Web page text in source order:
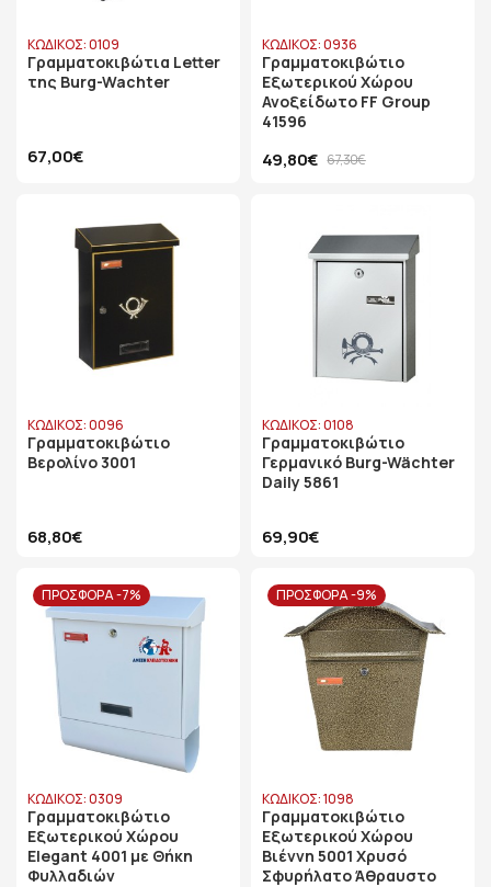
ΚΩΔΙΚΟΣ: 0109
Γραμματοκιβώτια Letter
της Burg-Wachter
67,00€
ΚΩΔΙΚΟΣ: 0936
Γραμματοκιβώτιο
Εξωτερικού Χώρου
Ανοξείδωτο FF Group
41596
49,80€ 67,30€
ΚΩΔΙΚΟΣ: 0096
Γραμματοκιβώτιο
Bερολίνο 3001
68,80€
ΚΩΔΙΚΟΣ: 0108
Γραμματοκιβώτιο
Γερμανικό Burg-Wächter
Daily 5861
69,90€
ΠΡΟΣΦΟΡΑ -7%
ΚΩΔΙΚΟΣ: 0309
Γραμματοκιβώτιο
Εξωτερικού Χώρου
Elegant 4001 με Θήκη
Φυλλαδιών
ΠΡΟΣΦΟΡΑ -9%
ΚΩΔΙΚΟΣ: 1098
Γραμματοκιβώτιο
Εξωτερικού Χώρου
Βιέννη 5001 Χρυσό
Σφυρήλατο Άθραυστο